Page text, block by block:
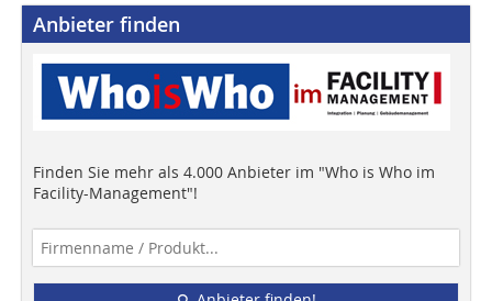
Anbieter finden
Finden Sie mehr als 4.000 Anbieter im "Who is Who im
Facility-Management"!